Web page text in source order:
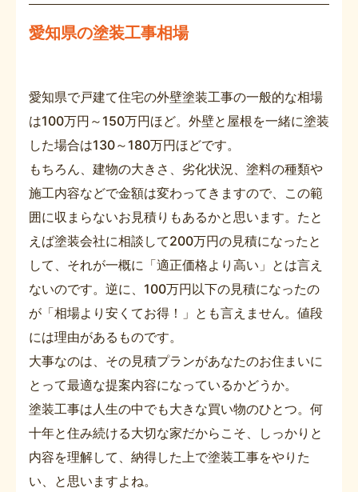
愛知県の塗装工事相場
愛知県で戸建て住宅の外壁塗装工事の一般的な相場
は100万円～150万円ほど。外壁と屋根を一緒に塗装
した場合は130～180万円ほどです。
もちろん、建物の大きさ、劣化状況、塗料の種類や
施工内容などで金額は変わってきますので、この範
囲に収まらないお見積りもあるかと思います。たと
えば塗装会社に相談して200万円の見積になったと
して、それが一概に「適正価格より高い」とは言え
ないのです。逆に、100万円以下の見積になったの
が「相場より安くてお得！」とも言えません。値段
には理由があるものです。
大事なのは、その見積プランがあなたのお住まいに
とって最適な提案内容になっているかどうか。
塗装工事は人生の中でも大きな買い物のひとつ。何
十年と住み続ける大切な家だからこそ、しっかりと
内容を理解して、納得した上で塗装工事をやりた
い、と思いますよね。